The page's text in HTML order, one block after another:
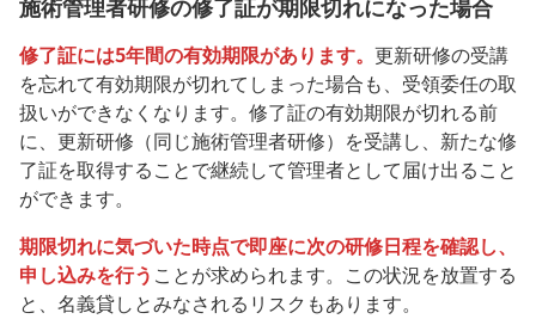
修了証には5年間の有効期限があります。 更新研修の受講
を忘れて有効期限が切れてしまった場合も、受領委任の取
扱いができなくなります。修了証の有効期限が切れる前
に、更新研修（同じ施術管理者研修）を受講し、新たな修
了証を取得することで継続して管理者として届け出ること
ができます。
期限切れに気づいた時点で即座に次の研修日程を確認し、
申し込みを行う ことが求められます。この状況を放置する
と、名義貸しとみなされるリスクもあります。